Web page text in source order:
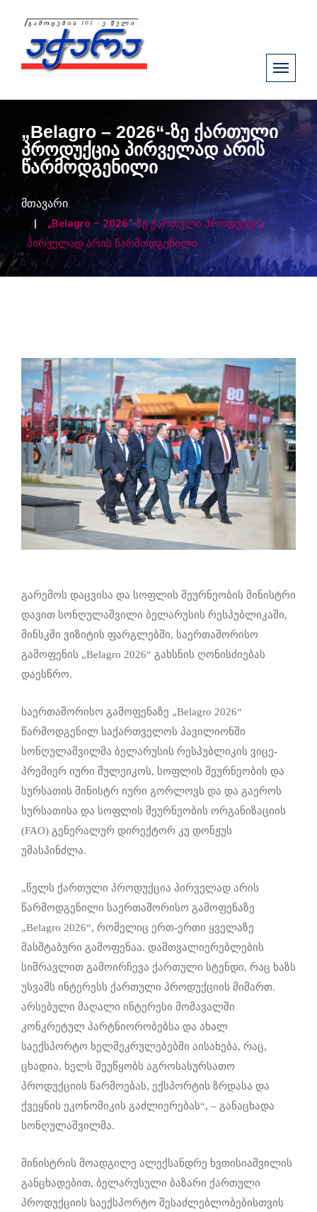
„Belagro – 2026“-ზე ქართული
პროდუქცია პირველად არის
წარმოდგენილი
მთავარი
„Belagro – 2026“-ზე ქართული პროდუქცია
პირველად არის წარმოდგენილი
გარემოს დაცვისა და სოფლის მეურნეობის მინისტრი
დავით სონღულაშვილი ბელარუსის რესპუბლიკაში,
მინსკში ვიზიტის ფარგლებში, საერთაშორისო
გამოფენის „Belagro 2026“ გახსნის ღონისძიებას
დაესწრო.
საერთაშორისო გამოფენაზე „Belagro 2026“
წარმოდგენილ საქართველოს პავილიონში
სონღულაშვილმა ბელარუსის რესპუბლიკის ვიცე-
პრემიერ იური შულეიკოს, სოფლის მეურნეობის და
სურსათის მინისტრ იური გორლოვს და და გაეროს
სურსათისა და სოფლის მეურნეობის ორგანიზაციის
(FAO) გენერალურ დირექტორ კუ დონჟუს
უმასპინძლა.
„წელს ქართული პროდუქცია პირველად არის
წარმოდგენილი საერთაშორისო გამოფენაზე
„Belagro 2026“, რომელიც ერთ-ერთი ყველაზე
მასშტაბური გამოფენაა. დამთვალიერებლების
სიმრავლით გამოირჩევა ქართული სტენდი, რაც ხაზს
უსვამს ინტერესს ქართული პროდუქციის მიმართ.
არსებული მაღალი ინტერესი მომავალში
კონკრეტულ პარტნიორობებსა და ახალ
საექსპორტო ხელშეკრულებებში აისახება, რაც,
ცხადია, ხელს შეუწყობს აგროსასურსათო
პროდუქციის წარმოებას, ექსპორტის ზრდასა და
ქვეყნის ეკონომიკის გაძლიერებას“, – განაცხადა
სონღულაშვილმა.
მინისტრის მოადგილე ალექსანდრე ხვთისიაშვილის
განცხადებით, ბელარუსული ბაზარი ქართული
პროდუქციის საექსპორტო შესაძლებლობებისთვის